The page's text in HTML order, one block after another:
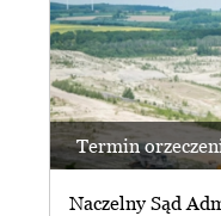
Termin
Naczelny Sąd